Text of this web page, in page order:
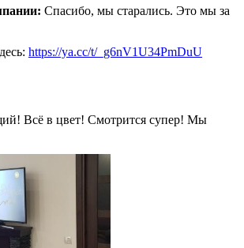
Спасибо, мы старались. Это мы за
https://ya.cc/t/_g6nV1U34PmDuU
Всё в цвет! Смотрится супер! Мы